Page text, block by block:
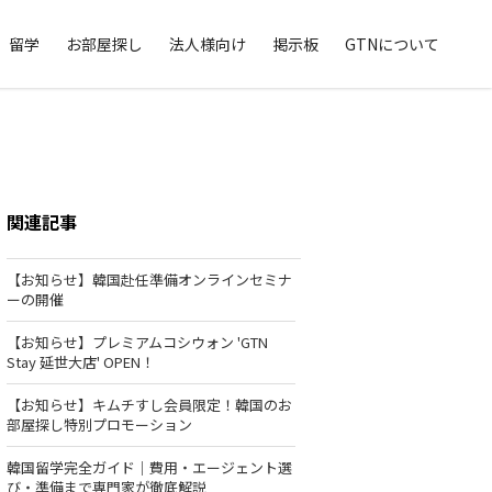
留学 お部屋探し 法人様向け 掲示板 GTNについて
関連記事
【お知らせ】韓国赴任準備オンラインセミナ
ーの開催
【お知らせ】プレミアムコシウォン 'GTN
Stay 延世大店' OPEN！
【お知らせ】キムチすし会員限定！韓国のお
部屋探し特別プロモーション
韓国留学完全ガイド｜費用・エージェント選
び・準備まで専門家が徹底解説